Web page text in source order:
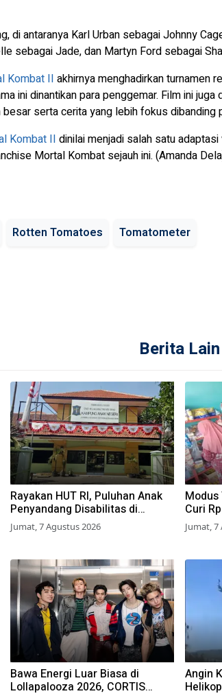
di antaranya Karl Urban sebagai Johnny
sebagai Jade, dan Martyn Ford sebagai
Kombat II akhirnya menghadirkan turnamen
ini dinantikan para penggemar. Film ini juga
serta cerita yang lebih fokus dibanding
Kombat II dinilai menjadi salah satu
Mortal Kombat sejauh ini. (Amanda
Rotten Tomatoes
Tomatometer
Berita Lain
Rayakan HUT RI, Puluhan Anak
Penyandang Disabilitas di
Surabaya Ikuti Beragam Lomba
Jumat, 7 Agustus 2026
Modus
Curi
Jumat, 7
Bawa Energi Luar Biasa di
Lollapalooza 2026, CORTIS
Angin